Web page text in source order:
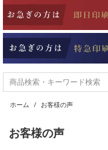
ホーム / お客様の声
お客様の声